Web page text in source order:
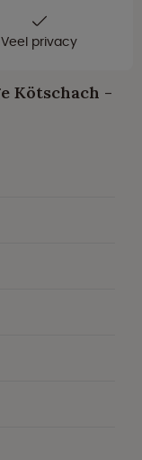
Veel privacy
Kötschach -